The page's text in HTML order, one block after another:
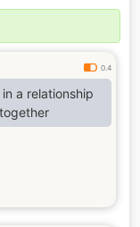
0.4
a relationship